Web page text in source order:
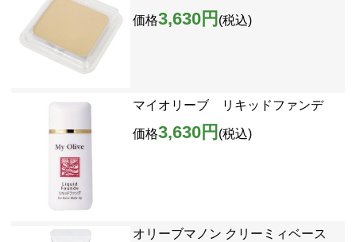
価格3,630円 (税込)
マイオリーブ リキッドファンデ
価格3,630円 (税込)
オリーブマノン クリーミィベース